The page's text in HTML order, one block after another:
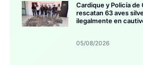
Cardique y Policía de
rescatan 63 aves
ilegalmente en
05/08/2026